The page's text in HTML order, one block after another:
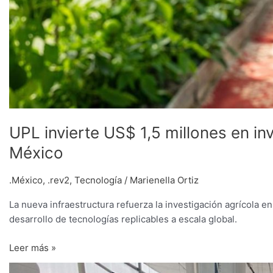
UPL invierte US$ 1,5 millones en
México
.México, .rev2, Tecnología / Marienella Ortiz
La nueva infraestructura refuerza la investigación agrícola
desarrollo de tecnologías replicables a escala global.
Leer más »
Científicos